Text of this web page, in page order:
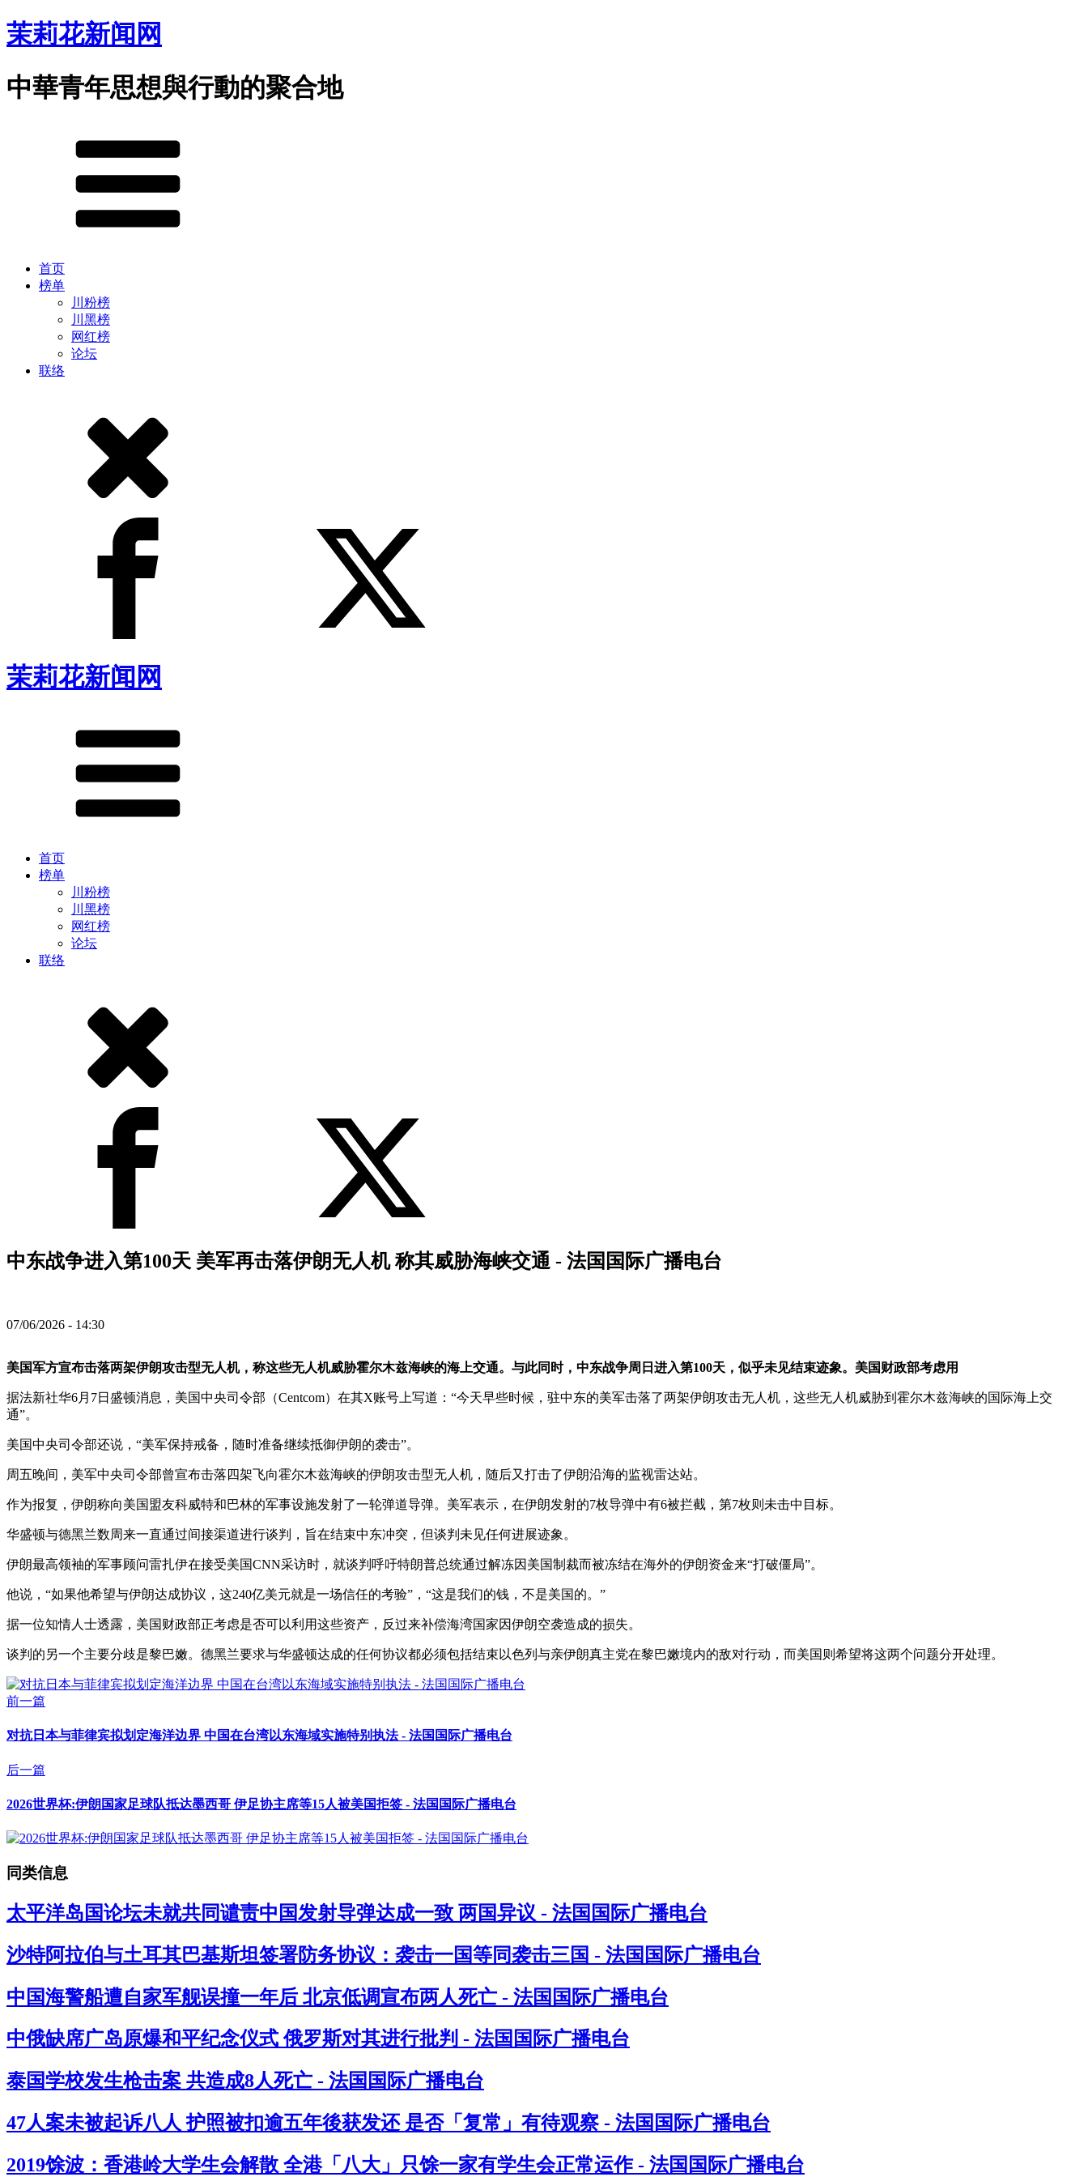
茉莉花新闻网
中華青年思想與行動的聚合地
首页
榜单
川粉榜
川黑榜
网红榜
论坛
联络
茉莉花新闻网
首页
榜单
川粉榜
川黑榜
网红榜
论坛
联络
中东战争进入第100天 美军再击落伊朗无人机 称其威胁海峡交通 - 法国国际广播电台
07/06/2026 - 14:30
美国军方宣布击落两架伊朗攻击型无人机，称这些无人机威胁霍尔木兹海峡的海上交通。与此同时，中东战争周日进入第100天，似乎未见结束迹象。美国财政部考虑用
据法新社华6月7日盛顿消息，美国中央司令部（Centcom）在其X账号上写道：“今天早些时候，驻中东的美军击落了两架伊朗攻击无人机，这些无人机威胁到霍尔木兹海峡的国际海上交
通”。
美国中央司令部还说，“美军保持戒备，随时准备继续抵御伊朗的袭击”。
周五晚间，美军中央司令部曾宣布击落四架飞向霍尔木兹海峡的伊朗攻击型无人机，随后又打击了伊朗沿海的监视雷达站。
作为报复，伊朗称向美国盟友科威特和巴林的军事设施发射了一轮弹道导弹。美军表示，在伊朗发射的7枚导弹中有6被拦截，第7枚则未击中目标。
华盛顿与德黑兰数周来一直通过间接渠道进行谈判，旨在结束中东冲突，但谈判未见任何进展迹象。
伊朗最高领袖的军事顾问雷扎伊在接受美国CNN采访时，就谈判呼吁特朗普总统通过解冻因美国制裁而被冻结在海外的伊朗资金来“打破僵局”。
他说，“如果他希望与伊朗达成协议，这240亿美元就是一场信任的考验”，“这是我们的钱，不是美国的。”
据一位知情人士透露，美国财政部正考虑是否可以利用这些资产，反过来补偿海湾国家因伊朗空袭造成的损失。
谈判的另一个主要分歧是黎巴嫩。德黑兰要求与华盛顿达成的任何协议都必须包括结束以色列与亲伊朗真主党在黎巴嫩境内的敌对行动，而美国则希望将这两个问题分开处理。
前一篇
对抗日本与菲律宾拟划定海洋边界 中国在台湾以东海域实施特别执法 - 法国国际广播电台
后一篇
2026世界杯:伊朗国家足球队抵达墨西哥 伊足协主席等15人被美国拒签 - 法国国际广播电台
同类信息
太平洋岛国论坛未就共同谴责中国发射导弹达成一致 两国异议 - 法国国际广播电台
沙特阿拉伯与土耳其巴基斯坦签署防务协议：袭击一国等同袭击三国 - 法国国际广播电台
中国海警船遭自家军舰误撞一年后 北京低调宣布两人死亡 - 法国国际广播电台
中俄缺席广岛原爆和平纪念仪式 俄罗斯对其进行批判 - 法国国际广播电台
泰国学校发生枪击案 共造成8人死亡 - 法国国际广播电台
47人案未被起诉八人 护照被扣逾五年後获发还 是否「复常」有待观察 - 法国国际广播电台
2019馀波：香港岭大学生会解散 全港「八大」只馀一家有学生会正常运作 - 法国国际广播电台